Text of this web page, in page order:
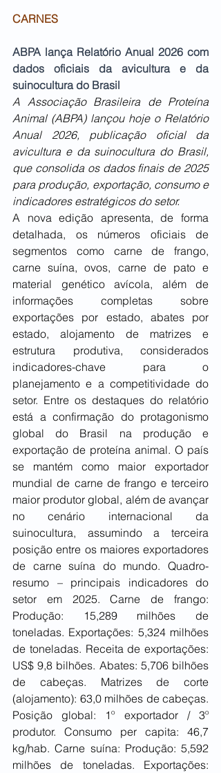
CARNES
ABPA lança Relatório Anual 2026 com
dados oficiais da avicultura e da
suinocultura do Brasil
A Associação Brasileira de Proteína
Animal (ABPA) lançou hoje o Relatório
Anual 2026, publicação oficial da
avicultura e da suinocultura do Brasil,
que consolida os dados finais de 2025
para produção, exportação, consumo e
indicadores estratégicos do setor.
A nova edição apresenta, de forma
detalhada, os números oficiais de
segmentos como carne de frango,
carne suína, ovos, carne de pato e
material genético avícola, além de
informações completas sobre
exportações por estado, abates por
estado, alojamento de matrizes e
estrutura produtiva, considerados
indicadores-chave para o
planejamento e a competitividade do
setor. Entre os destaques do relatório
está a confirmação do protagonismo
global do Brasil na produção e
exportação de proteína animal. O país
se mantém como maior exportador
mundial de carne de frango e terceiro
maior produtor global, além de avançar
no cenário internacional da
suinocultura, assumindo a terceira
posição entre os maiores exportadores
de carne suína do mundo. Quadro-
resumo – principais indicadores do
setor em 2025. Carne de frango:
Produção: 15,289 milhões de
toneladas. Exportações: 5,324 milhões
de toneladas. Receita de exportações:
US$ 9,8 bilhões. Abates: 5,706 bilhões
de cabeças. Matrizes de corte
(alojamento): 63,0 milhões de cabeças.
Posição global: 1º exportador / 3º
produtor. Consumo per capita: 46,7
kg/hab. Carne suína: Produção: 5,592
milhões de toneladas. Exportações: